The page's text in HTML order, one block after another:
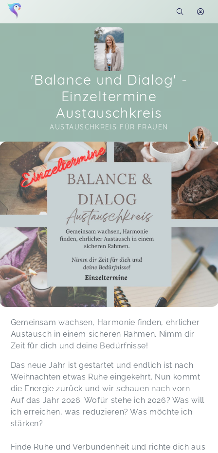
'Balance und Dialog' -
Einzeltermine
Austauschkreis
AUSTAUSCHKREIS FÜR FRAUEN
Soon you will learn more about me here...
Gemeinsam wachsen, Harmonie finden, ehrlicher
Austausch in einem sicheren Rahmen. Nimm dir
Zeit für dich und deine Bedürfnisse!
Das neue Jahr ist gestartet und endlich ist nach
Weihnachten etwas Ruhe eingekehrt. Nun kommt
die Energie zurück und wir schauen nach vorn.
Auf das Jahr 2026. Wofür stehe ich 2026? Was will
ich erreichen, was reduzieren? Was möchte ich
stärken?
Finde Ruhe und Verbundenheit und richte dich aus